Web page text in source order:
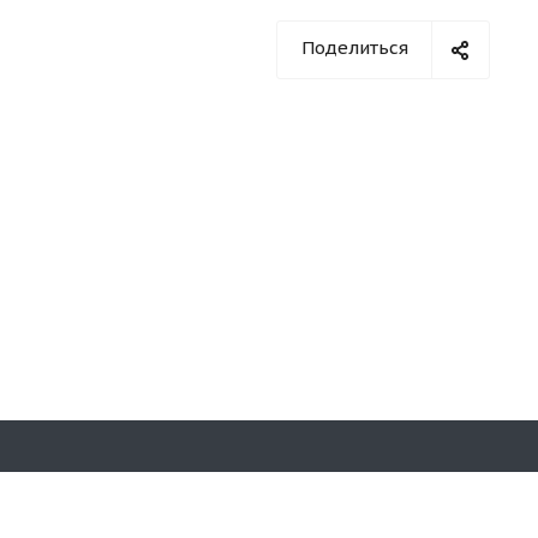
Поделиться